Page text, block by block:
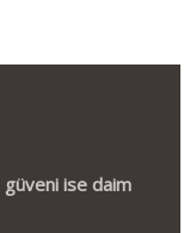
güveni ise daim